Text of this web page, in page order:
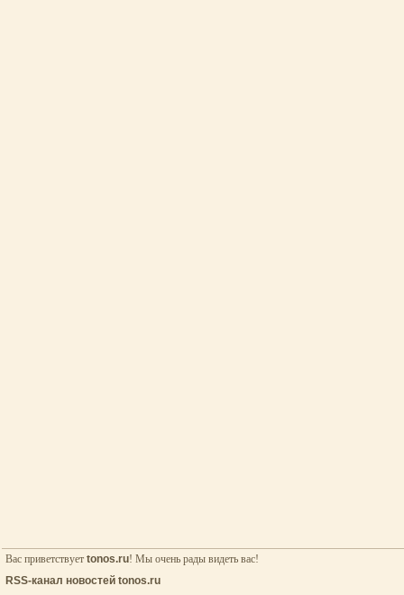
Вас приветствует tonos.ru! Мы очень рады видеть вас!
RSS-канал новостей tonos.ru